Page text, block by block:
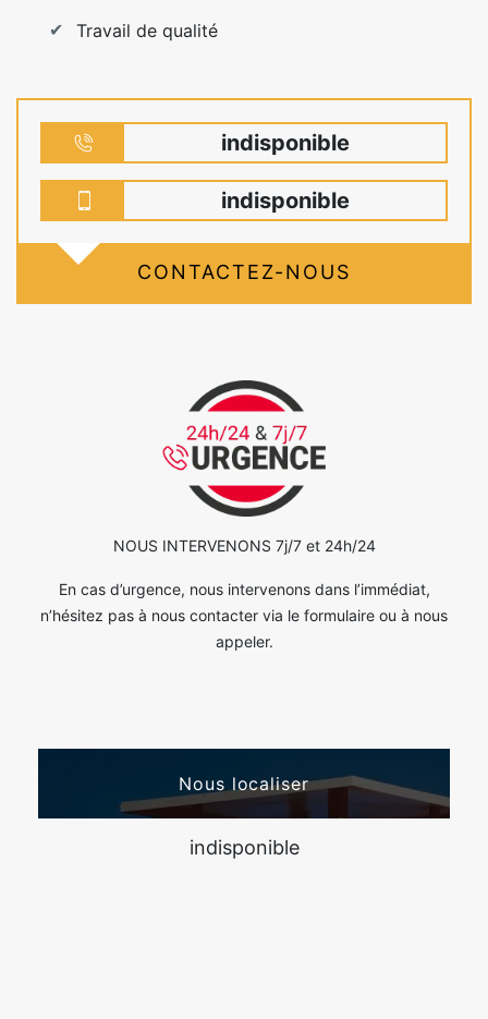
Travail de qualité
indisponible
indisponible
CONTACTEZ-NOUS
NOUS INTERVENONS 7j/7 et 24h/24
En cas d’urgence, nous intervenons dans l’immédiat,
n’hésitez pas à nous contacter via le formulaire ou à nous
appeler.
Nous localiser
indisponible